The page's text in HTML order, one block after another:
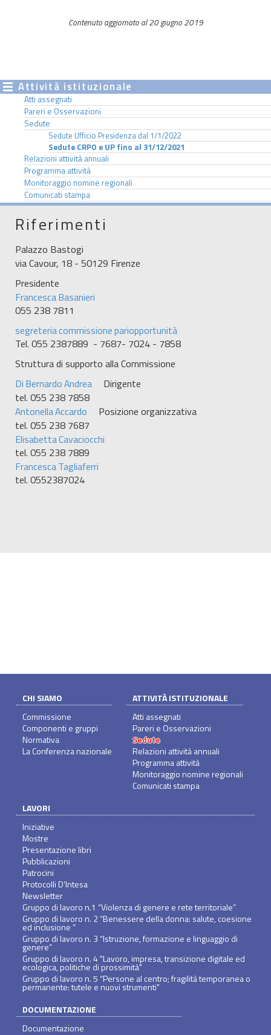
Contenuto aggiornato al 20 giugno 2019
Attività istituzionale
Atti assegnati
Pareri e Osservazioni
Sedute
Sedute Ufficio Presidenza dal 1/1/2022
Sedute CRPO e UP fino al 31/12/2021
Relazioni attività annuali
Programma attività
Monitoraggio nomine regionali
Comunicati stampa
Riferimenti
Palazzo Bastogi
via Cavour, 18 - 50129 Firenze
Presidente
Francesca Basanieri
055 238 7811
segreteria commissione pariopportunità
Tel. 055 2387889 - 7687- 7024 - 7858
Struttura di supporto alla Commissione
Di Bernardo Andrea
Dirigente
tel. 055 238 7858
Antonella Accardo
Posizione organizzativa
tel. 055 238 7687
Elisabetta Cavaciocchi
tel. 055 238 7889
Francesca Tagliaferri
tel. 0552387024
CHI SIAMO
Commissione
Componenti e gruppi
Normativa
La Conferenza nazionale
ATTIVITÀ ISTITUZIONALE
Atti assegnati
Pareri e Osservazioni
Sedute
Relazioni attività annuali
Programma attività
Monitoraggio nomine regionali
Comunicati stampa
LAVORI
Iniziative
Mostre
Presentazione libri
Pubblicazioni
Patrocini
Protocolli D'Intesa
Newsletter
Gruppo di lavoro n.1 “Violenza di genere e rete territoriale”
Gruppo di lavoro n. 2 “Benessere della donna: salute, coesione
ed inclusione ”
Gruppo di lavoro n. 3 “Istruzione, formazione e linguaggio di
genere”
Gruppo di lavoro n. 4 "Lavoro, impresa, transizione digitale ed
ecologica, politiche di prossimità"
Gruppo di lavoro n. 5 “Persone al centro; fragilità temporanea o
permanente: tutele e nuovi strumenti"
DOCUMENTAZIONE
Documentazione